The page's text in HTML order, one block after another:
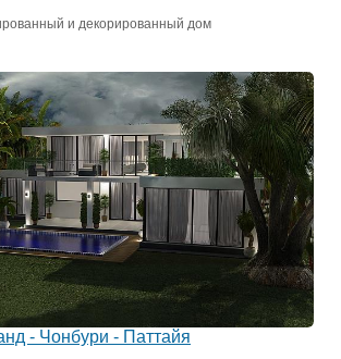
и декорированный дом
- Чонбури - Паттайя